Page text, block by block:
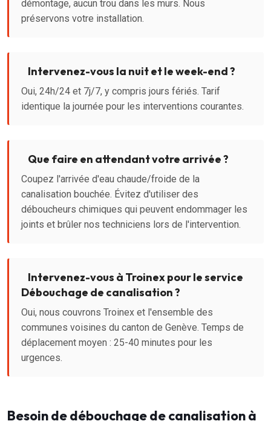
démontage, aucun trou dans les murs. Nous
préservons votre installation.
Intervenez-vous la nuit et le week-end ?
Oui, 24h/24 et 7j/7, y compris jours fériés. Tarif
identique la journée pour les interventions courantes.
Que faire en attendant votre arrivée ?
Coupez l'arrivée d'eau chaude/froide de la
canalisation bouchée. Évitez d'utiliser des
déboucheurs chimiques qui peuvent endommager les
joints et brûler nos techniciens lors de l'intervention.
Intervenez-vous à Troinex pour le service
Débouchage de canalisation ?
Oui, nous couvrons Troinex et l'ensemble des
communes voisines du canton de Genève. Temps de
déplacement moyen : 25-40 minutes pour les
urgences.
Besoin de débouchage de canalisation à